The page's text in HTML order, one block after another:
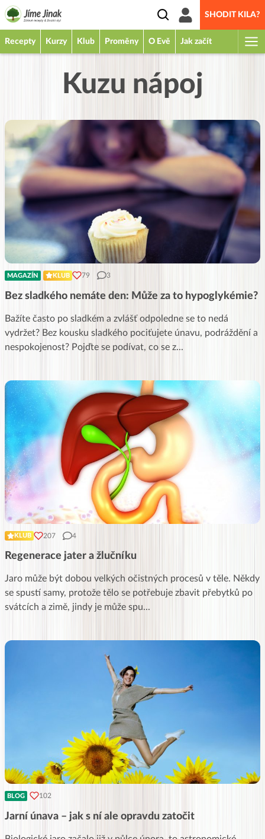
SHODIT KILA?
Recepty Kurzy Klub Proměny O Evě Jak začít
Kuzu nápoj
MAGAZÍN KLUB 79 3
Bez sladkého nemáte den: Může za to hypoglykémie?
Bažíte často po sladkém a zvlášť odpoledne se to nedá
vydržet? Bez kousku sladkého pociťujete únavu, podráždění a
nespokojenost? Pojďte se podívat, co se z...
KLUB 207 4
Regenerace jater a žlučníku
Jaro může být dobou velkých očistných procesů v těle. Někdy
se spustí samy, protože tělo se potřebuje zbavit přebytků po
svátcích a zimě, jindy je může spu...
BLOG 102
Jarní únava – jak s ní ale opravdu zatočit